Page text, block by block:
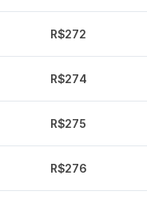
R$272
R$274
R$275
R$276